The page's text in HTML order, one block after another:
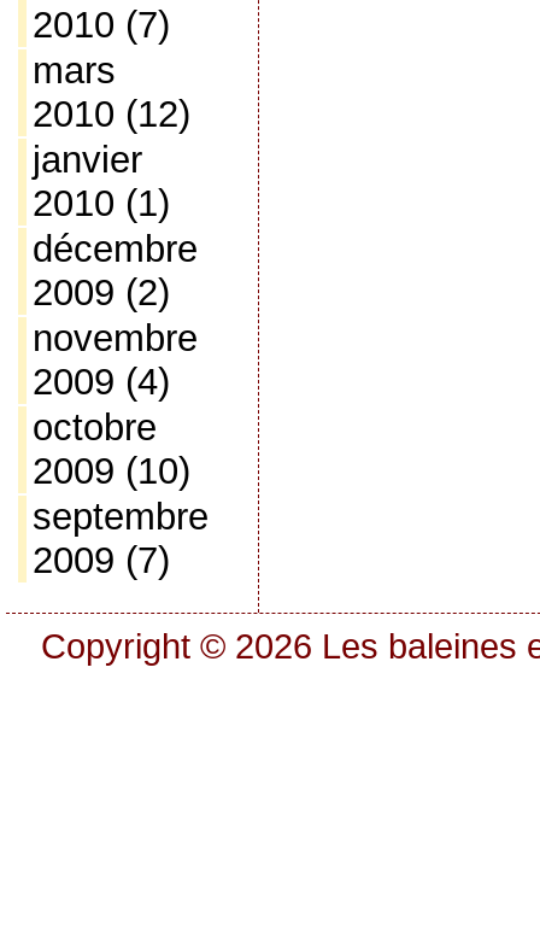
2010 (7)
mars
2010 (12)
janvier
2010 (1)
décembre
2009 (2)
novembre
2009 (4)
octobre
2009 (10)
septembre
2009 (7)
Copyright © 2026 Les baleines